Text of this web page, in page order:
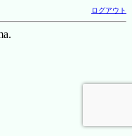
ログアウト